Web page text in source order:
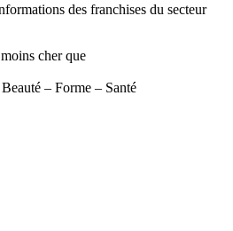
des franchises du secteur
cher que
– Forme – Santé